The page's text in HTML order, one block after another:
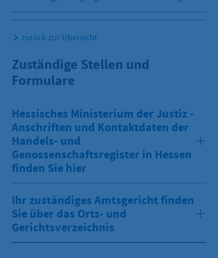
zurück zur Übersicht
Zuständige Stellen und
Formulare
Hessisches Ministerium der Justiz -
Anschriften und Kontaktdaten der
Handels- und
Genossenschaftsregister in Hessen
finden Sie hier
Ihr zuständiges Amtsgericht finden
Sie über das Orts- und
Gerichtsverzeichnis